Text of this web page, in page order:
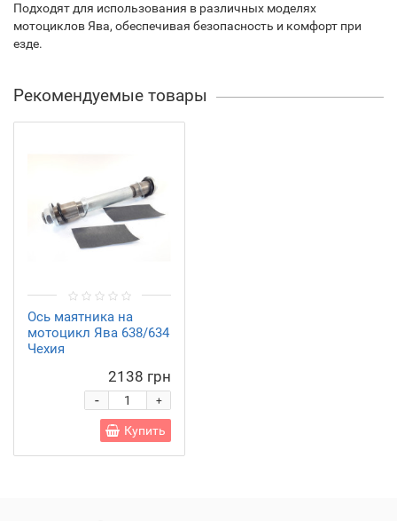
Подходят для использования в различных моделях
мотоциклов Ява, обеспечивая безопасность и комфорт при
езде.
Рекомендуемые товары
Ось маятника на
мотоцикл Ява 638/634
Чехия
2138 грн
+
-
Купить